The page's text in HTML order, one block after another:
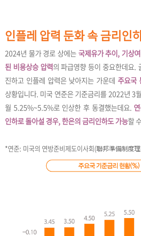
인플레 압력 둔화 속 금리인
2024년 물가 경로 상에는국제유가 추이, 기상
된 비용상승 압력의 파급영향 등이 중요한데요.
진하고 인플레 압력은 낮아지는 가운데 주요국
상황입니다. 미국 연준은 기준금리를 2022년
월 5.25%~5.5%로 인상한 후 동결했는데요.
인하로 돌아설 경우, 한은의 금리인하도 가능할
*연준: 미국의 연방준비제도이사회(聯邦準備制度